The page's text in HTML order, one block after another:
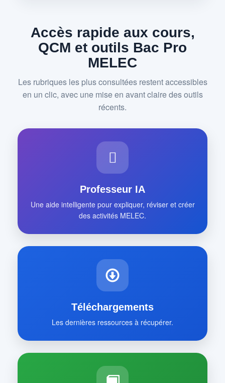
Accès rapide aux cours,
QCM et outils Bac Pro
MELEC
Les rubriques les plus consultées restent accessibles
en un clic, avec une mise en avant claire des outils
récents.
Professeur IA
Une aide intelligente pour expliquer, réviser et créer
des activités MELEC.
Téléchargements
Les dernières ressources à récupérer.